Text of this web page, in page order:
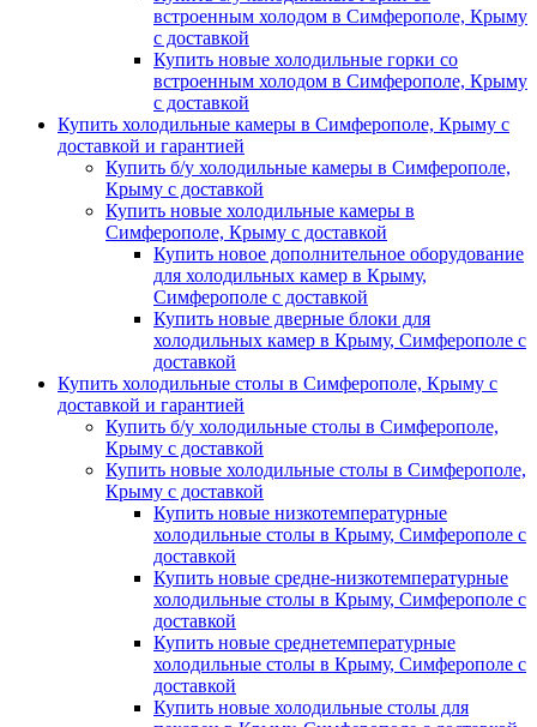
встроенным холодом в Симферополе, Крыму
с доставкой
Купить новые холодильные горки со
встроенным холодом в Симферополе, Крыму
с доставкой
Купить холодильные камеры в Симферополе, Крыму с
доставкой и гарантией
Купить б/у холодильные камеры в Симферополе,
Крыму с доставкой
Купить новые холодильные камеры в
Симферополе, Крыму с доставкой
Купить новое дополнительное оборудование
для холодильных камер в Крыму,
Симферополе с доставкой
Купить новые дверные блоки для
холодильных камер в Крыму, Симферополе с
доставкой
Купить холодильные столы в Симферополе, Крыму с
доставкой и гарантией
Купить б/у холодильные столы в Симферополе,
Крыму с доставкой
Купить новые холодильные столы в Симферополе,
Крыму с доставкой
Купить новые низкотемпературные
холодильные столы в Крыму, Симферополе с
доставкой
Купить новые средне-низкотемпературные
холодильные столы в Крыму, Симферополе с
доставкой
Купить новые среднетемпературные
холодильные столы в Крыму, Симферополе с
доставкой
Купить новые холодильные столы для